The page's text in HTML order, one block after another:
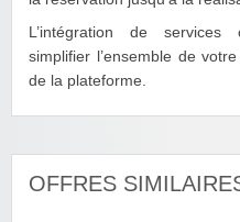
L’intégration de services
simplifier l’ensemble de
de la plateforme.
OFFRES